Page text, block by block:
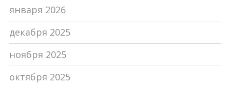
января 2026
декабря 2025
ноября 2025
октября 2025